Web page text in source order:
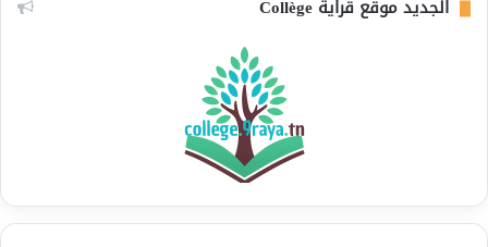
الجديد موقع قراية Collège